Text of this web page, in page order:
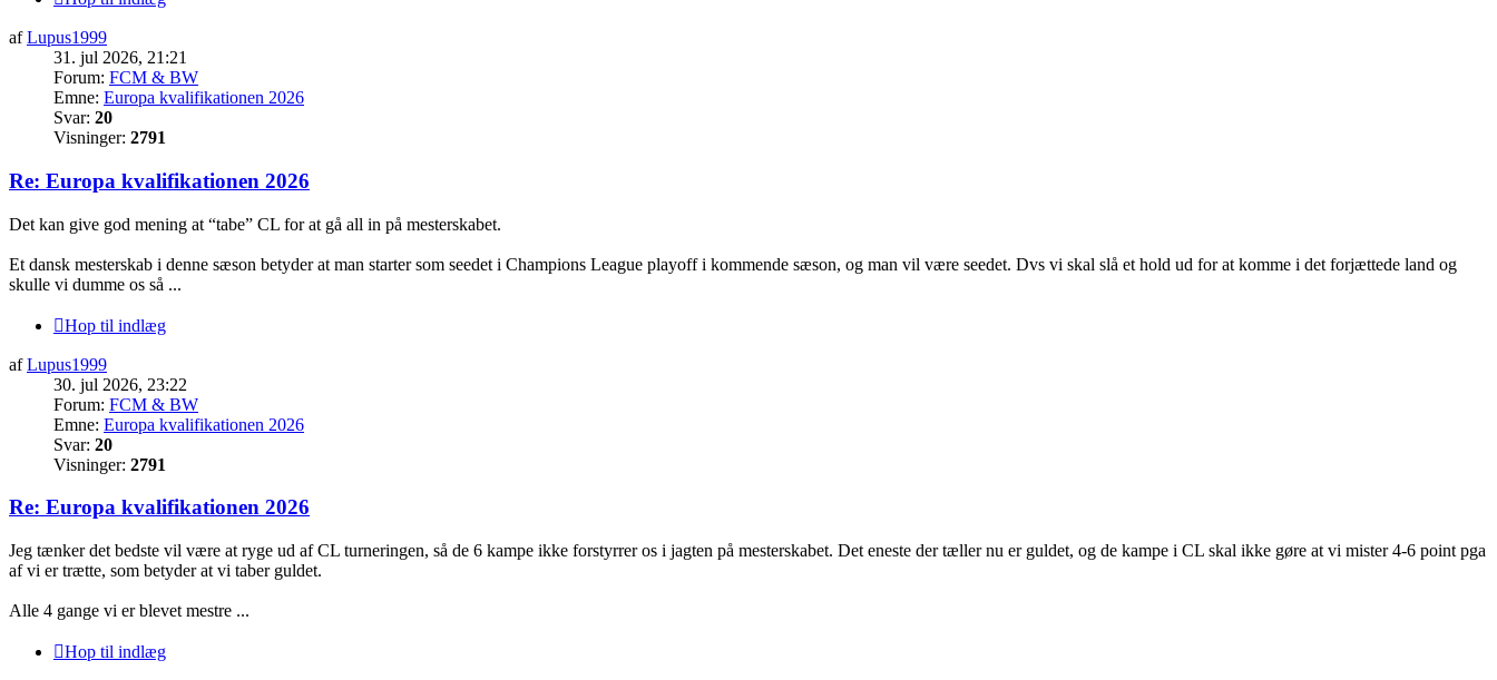
afLupus1999
31. jul 2026, 21:21
Forum: FCM & BW
Emne: Europa kvalifikationen 2026
Svar: 20
Visninger: 2791
Re: Europa kvalifikationen 2026
Det kan give god mening at “tabe” CL for at gå all in på mesterskabet.
Et dansk mesterskab i denne sæson betyder at man starter som seedet i Champions League playoff i kommende sæson, og man vil være seedet. Dvs vi skal slå et hold ud for at komme i det forjættede land og
skulle vi dumme os så ...
Hop til indlæg
afLupus1999
30. jul 2026, 23:22
Forum: FCM & BW
Emne: Europa kvalifikationen 2026
Svar: 20
Visninger: 2791
Re: Europa kvalifikationen 2026
Jeg tænker det bedste vil være at ryge ud af CL turneringen, så de 6 kampe ikke forstyrrer os i jagten på mesterskabet. Det eneste der tæller nu er guldet, og de kampe i CL skal ikke gøre at vi mister 4-6 point pga
af vi er trætte, som betyder at vi taber guldet.
Alle 4 gange vi er blevet mestre ...
Hop til indlæg